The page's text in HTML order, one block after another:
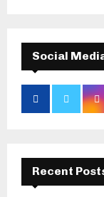
Social
Recent